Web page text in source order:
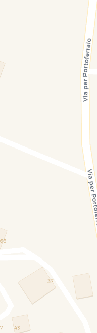
Tisch und Stühle für den
Garten